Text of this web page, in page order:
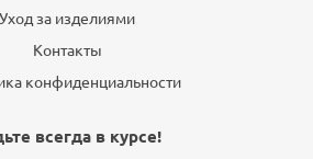
Уход за изделиями
Контакты
конфиденциальности
всегда в курсе!